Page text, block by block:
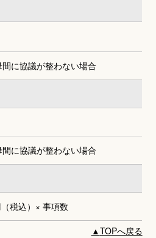
に協議が整わない場合
に協議が整わない場合
税込） × 事項数
▲TOPへ戻る